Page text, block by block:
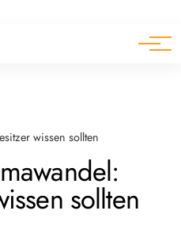
wissen sollten
sollten